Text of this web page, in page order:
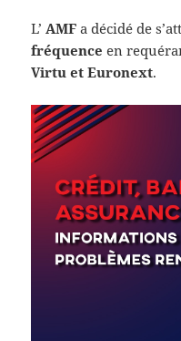
L’AMF a décidé de
fréquence en
Virtu et Euronext.